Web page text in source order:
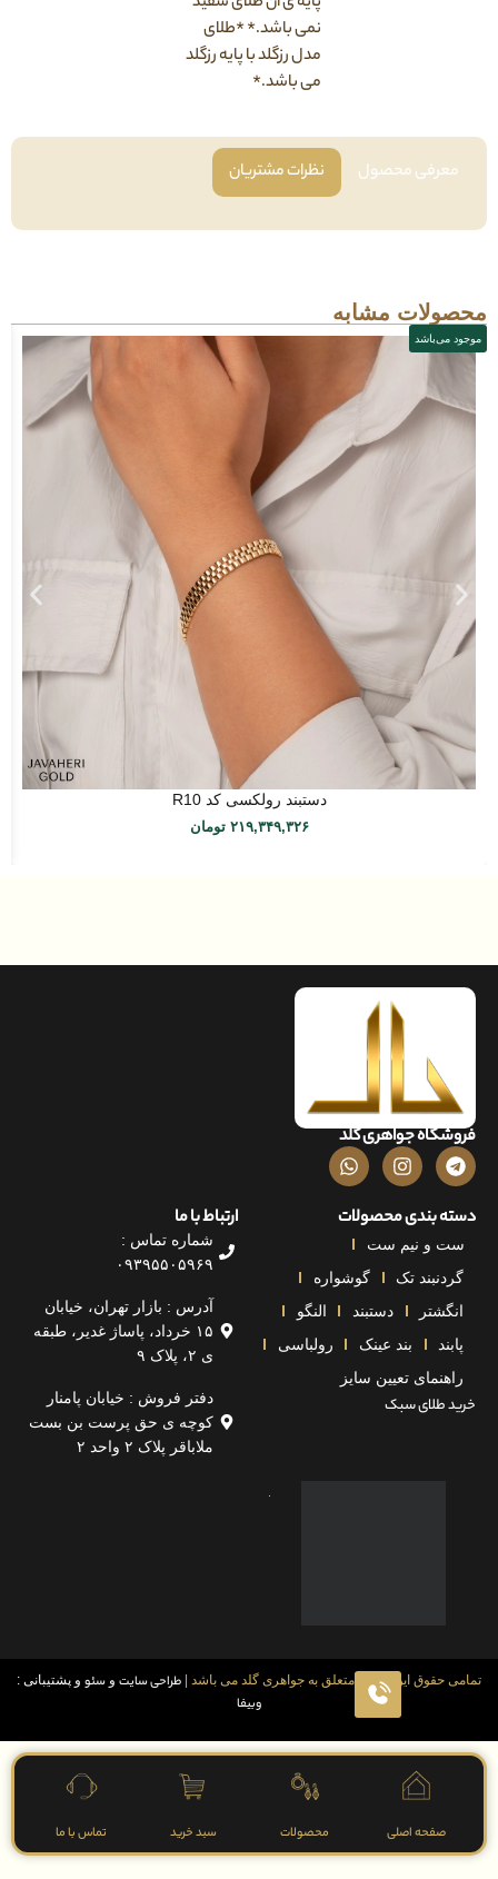
نمی باشد.* *طلای
مدل رزگلد با پایه رزگلد
می باشد.*
دستبند رولکسی کد R10
۲۱۹,۳۴۹,۳۲۶ تومان
موجود
مشابه
محصول نظرات مشتریان
جواهری گلد
محصولات
نیم ست
تک
گوشواره
دستبند
النگو
بند عینک
رولباسی
تعیین سایز
سبک
ارتباط با ما
شماره تماس :
۰۹۳۹۵۵۰۵۹۶۹
آدرس : بازار تهران، خیابان
۱۵ خرداد، پاساژ غدیر، طبقه
ی ۲، پلاک ۹
دفتر فروش : خیابان پامنار
کوچه ی حق پرست بن بست
ملاباقر پلاک ۲ واحد ۲
این سایت متعلق به جواهری گلد می باشد | طراحی سایتوسئوو پشتیبانی :
اصلی محصولات